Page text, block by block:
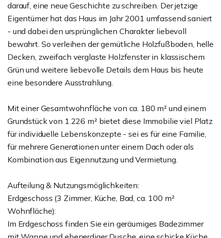
darauf, eine neue Geschichte zu schreiben. Der jetzige
Eigentümer hat das Haus im Jahr 2001 umfassend saniert
- und dabei den ursprünglichen Charakter liebevoll
bewahrt. So verleihen der gemütliche Holzfußboden, helle
Decken, zweifach verglaste Holzfenster in klassischem
Grün und weitere liebevolle Details dem Haus bis heute
eine besondere Ausstrahlung.
Mit einer Gesamtwohnfläche von ca. 180 m² und einem
Grundstück von 1.226 m² bietet diese Immobilie viel Platz
für individuelle Lebenskonzepte - sei es für eine Familie,
für mehrere Generationen unter einem Dach oder als
Kombination aus Eigennutzung und Vermietung.
Aufteilung & Nutzungsmöglichkeiten:
Erdgeschoss (3 Zimmer, Küche, Bad, ca. 100 m²
Wohnfläche):
Im Erdgeschoss finden Sie ein geräumiges Badezimmer